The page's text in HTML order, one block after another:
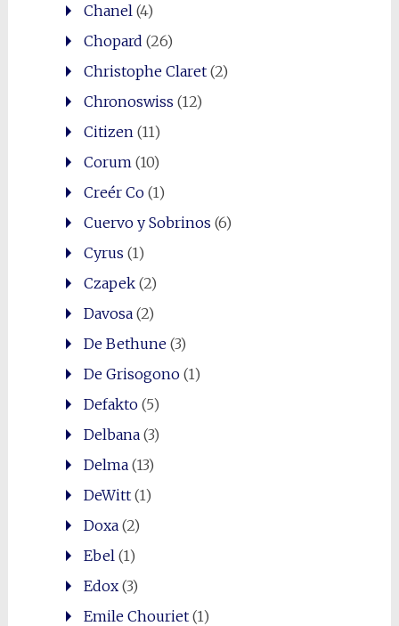
Chanel (4)
Chopard (26)
Christophe Claret(2)
Chronoswiss (12)
Citizen (11)
Corum (10)
Creér Co(1)
Cuervo y Sobrinos (6)
Cyrus (1)
Czapek(2)
Davosa(2)
De Bethune(3)
De Grisogono(1)
Defakto(5)
Delbana(3)
Delma(13)
DeWitt(1)
Doxa(2)
Ebel (1)
Edox(3)
Emile Chouriet(1)